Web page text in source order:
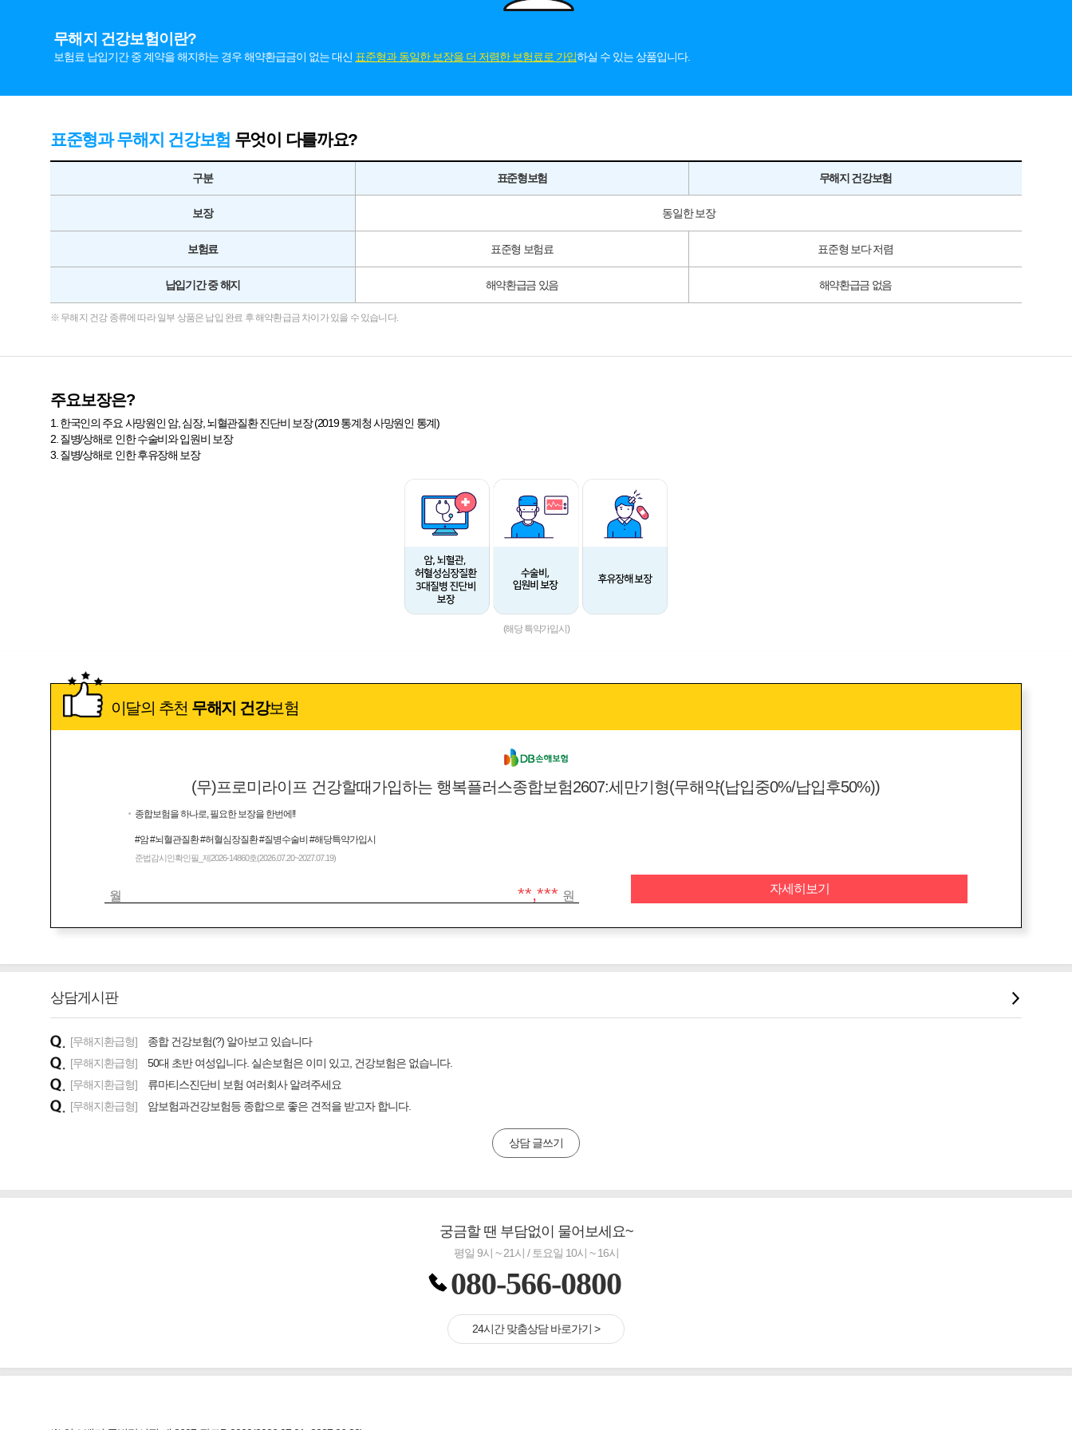
무해지 건강보험이란?
보험료 납입기간 중 계약을 해지하는 경우 해약환급금이 없는 대신 표준형과 동일한 보장을 더 저렴한 보험료로 가입하실 수 있는 상품입니다.
표준형과 무해지 건강보험 무엇이 다를까요?
구분 표준형보험 무해지 건강보험
보장 동일한 보장
보험료 표준형 보험료 표준형 보다 저렴
납입기간 중 해지 해약환급금 있음 해약환급금 없음
※ 무해지 건강 종류에 따라 일부 상품은 납입 완료 후 해약환급금 차이가 있을 수 있습니다.
주요보장은?
1. 한국인의 주요 사망원인 암, 심장, 뇌혈관질환 진단비 보장 (2019 통계청 사망원인 통계)
2. 질병/상해로 인한 수술비와 입원비 보장
3. 질병/상해로 인한 후유장해 보장
(해당 특약가입시)
이달의 추천 무해지 건강보험
(무)프로미라이프 건강할때가입하는 행복플러스종합보험2607:세만기형(무해약(납입중0%/납입후50%))
종합보험을 하나로, 필요한 보장을 한번에!!
#암 #뇌혈관질환 #허혈심장질환 #질병수술비 #해당특약가입시
준법감시인확인필_제2026-14860호(2026.07.20~2027.07.19)
월 **,*** 원
자세히보기
상담게시판
[무해지환급형]
종합 건강보험(?) 알아보고 있습니다
[무해지환급형]
50대 초반 여성입니다. 실손보험은 이미 있고, 건강보험은 없습니다.
[무해지환급형]
류마티스진단비 보험 여러회사 알려주세요
[무해지환급형]
암보험과건강보험등 종합으로 좋은 견적을 받고자 합니다.
상담 글쓰기
궁금할 땐 부담없이 물어보세요~
평일 9시 ~ 21시 / 토요일 10시 ~ 16시
080-566-0800
24시간 맞춤상담 바로가기 >